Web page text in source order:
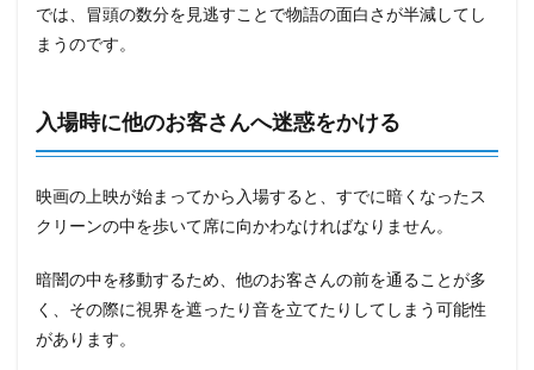
では、冒頭の数分を見逃すことで物語の面白さが半減してし
まうのです。
入場時に他のお客さんへ迷惑をかける
映画の上映が始まってから入場すると、すでに暗くなったス
クリーンの中を歩いて席に向かわなければなりません。
暗闇の中を移動するため、他のお客さんの前を通ることが多
く、その際に視界を遮ったり音を立てたりしてしまう可能性
があります。